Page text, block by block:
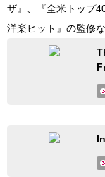
ザ』、『全米トップ
洋楽ヒット』の監修